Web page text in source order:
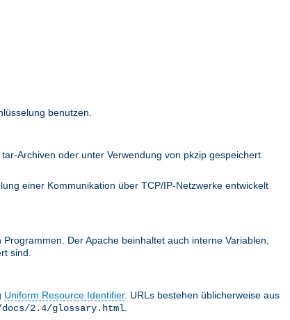
benutzen.
Archiven oder unter Verwendung von pkzip gespeichert.
einer Kommunikation über TCP/IP-Netzwerke entwickelt
Der Apache beinhaltet auch interne Variablen,
sind.
Uniform Resource Identifier. URLs bestehen üblicherweise aus
2.4/glossary.html